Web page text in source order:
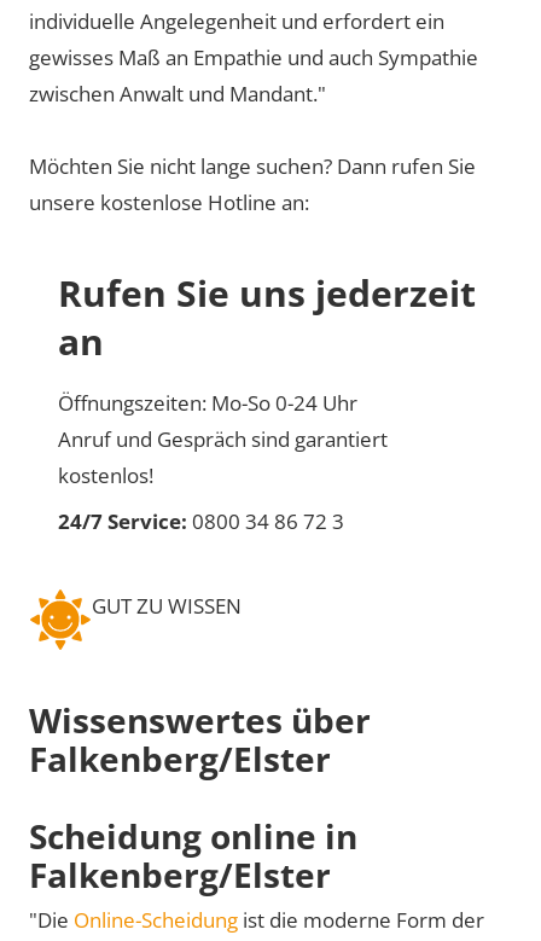
individuelle Angelegenheit und erfordert ein
gewisses Maß an Empathie und auch Sympathie
zwischen Anwalt und Mandant."
Möchten Sie nicht lange suchen? Dann rufen Sie
unsere kostenlose Hotline an:
Rufen Sie uns jederzeit
an
Öffnungszeiten: Mo-So 0-24 Uhr
Anruf und Gespräch sind garantiert
kostenlos!
24/7 Service: 0800 34 86 72 3
GUT ZU WISSEN
Wissenswertes über
Falkenberg/Elster
Scheidung online in
Falkenberg/Elster
"Die Online-Scheidung ist die moderne Form der